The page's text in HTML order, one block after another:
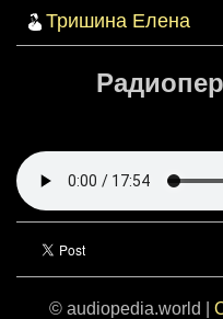
Тришина Елена
© audiopedia.world |